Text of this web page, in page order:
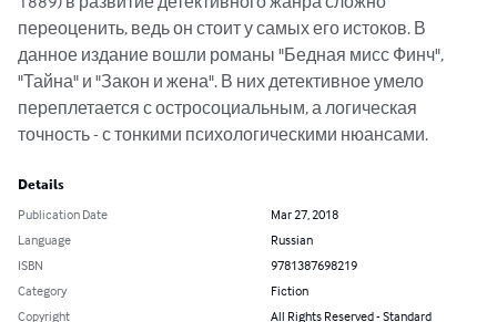
переоценить, ведь он стоит у самых его истоков. В
данное издание вошли романы "Бедная мисс Финч",
"Тайна" и "Закон и жена". В них детективное умело
переплетается с остросоциальным, а логическая
точность - с тонкими психологическими нюансами.
Details
Publication Date
Mar 27, 2018
Language
Russian
ISBN
9781387698219
Category
Fiction
Copyright
All Rights Reserved - Standard